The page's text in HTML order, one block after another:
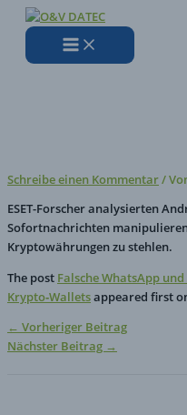
Zum
Inhalt
Schreibe einen Kommentar/
ESET-Forscher analysierten
Sofortnachrichten
Kryptowährungen zu stehlen.
The post Falsche WhatsApp
Krypto‑Walletsappeared first
← Vorheriger Beitrag
Nächster Beitrag →
Hier
eingeben…
Name*
Mail-
Website